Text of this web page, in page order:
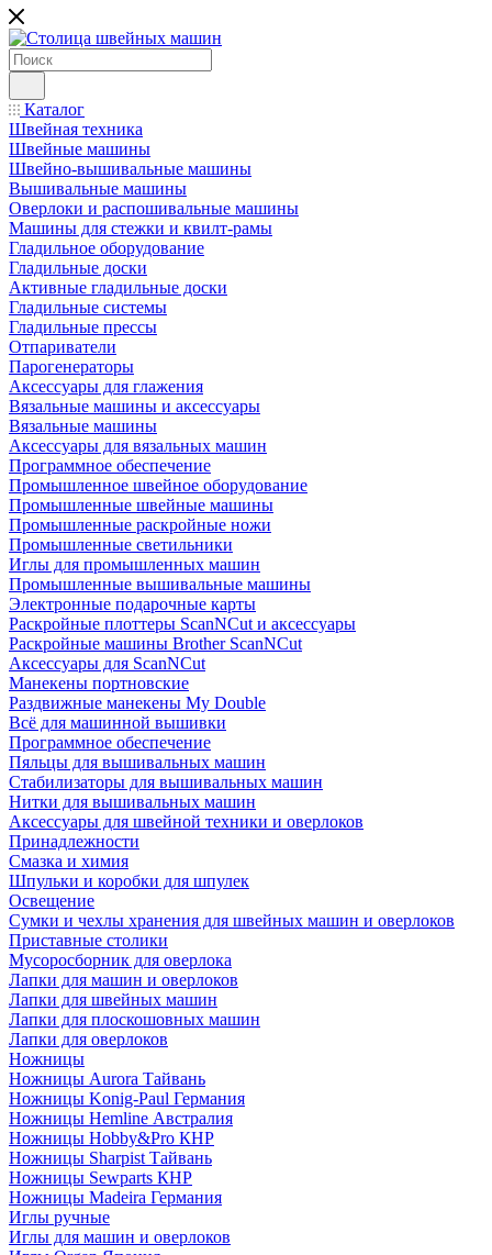
Каталог
Швейная техника
Швейные машины
Швейно-вышивальные машины
Вышивальные машины
Оверлоки и распошивальные машины
Машины для стежки и квилт-рамы
Гладильное оборудование
Гладильные доски
Активные гладильные доски
Гладильные системы
Гладильные прессы
Отпариватели
Парогенераторы
Аксессуары для глажения
Вязальные машины и аксессуары
Вязальные машины
Аксессуары для вязальных машин
Программное обеспечение
Промышленное швейное оборудование
Промышленные швейные машины
Промышленные раскройные ножи
Промышленные светильники
Иглы для промышленных машин
Промышленные вышивальные машины
Электронные подарочные карты
Раскройные плоттеры ScanNCut и аксессуары
Раскройные машины Brother ScanNCut
Аксессуары для ScanNCut
Манекены портновские
Раздвижные манекены My Double
Всё для машинной вышивки
Программное обеспечение
Пяльцы для вышивальных машин
Стабилизаторы для вышивальных машин
Нитки для вышивальных машин
Аксессуары для швейной техники и оверлоков
Принадлежности
Смазка и химия
Шпульки и коробки для шпулек
Освещение
Сумки и чехлы хранения для швейных машин и оверлоков
Приставные столики
Мусоросборник для оверлока
Лапки для машин и оверлоков
Лапки для швейных машин
Лапки для плоскошовных машин
Лапки для оверлоков
Ножницы
Ножницы Aurora Тайвань
Ножницы Konig-Paul Германия
Ножницы Hemline Австралия
Ножницы Hobby&Pro КНР
Ножницы Sharpist Тайвань
Ножницы Sewparts КНР
Ножницы Madeira Германия
Иглы ручные
Иглы для машин и оверлоков